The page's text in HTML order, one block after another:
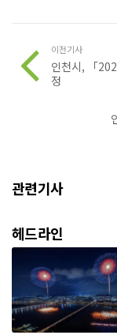
이전기사
인천시, 「
정
관련기사
헤드라인